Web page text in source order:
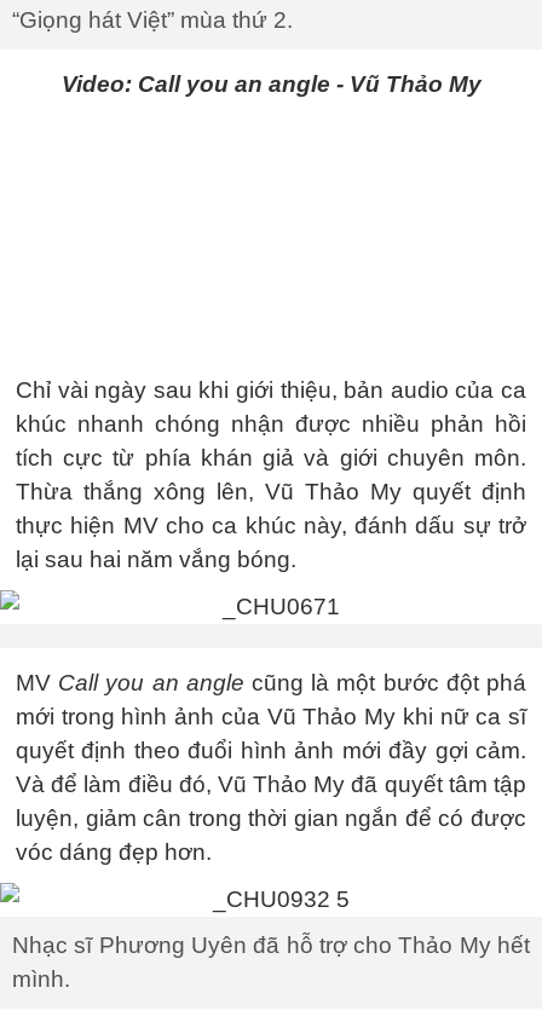
“Giọng hát Việt” mùa thứ 2.
Video: Call you an angle - Vũ Thảo My
Chỉ vài ngày sau khi giới thiệu, bản audio của ca
khúc nhanh chóng nhận được nhiều phản hồi
tích cực từ phía khán giả và giới chuyên môn.
Thừa thắng xông lên, Vũ Thảo My quyết định
thực hiện MV cho ca khúc này, đánh dấu sự trở
lại sau hai năm vắng bóng.
MV Call you an angle cũng là một bước đột phá
mới trong hình ảnh của Vũ Thảo My khi nữ ca sĩ
quyết định theo đuổi hình ảnh mới đầy gợi cảm.
Và để làm điều đó, Vũ Thảo My đã quyết tâm tập
luyện, giảm cân trong thời gian ngắn để có được
vóc dáng đẹp hơn.
Nhạc sĩ Phương Uyên đã hỗ trợ cho Thảo My hết
mình.